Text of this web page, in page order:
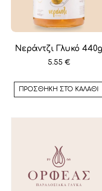
Νεράντζι Γλυκό 440g
5.55 €
ΠΡΟΣΘΉΚΗ ΣΤΟ ΚΑΛΆΘΙ